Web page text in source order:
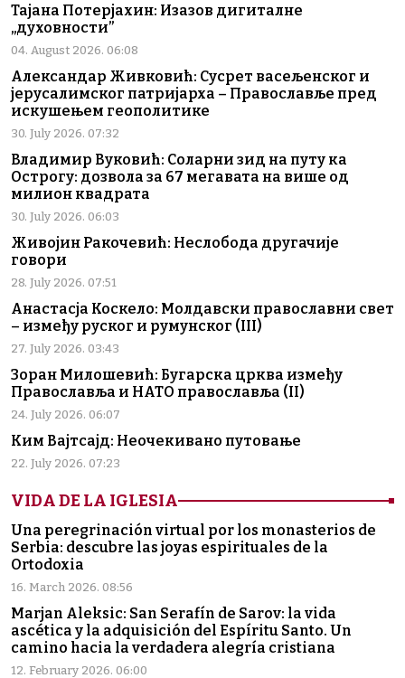
Тајана Потерјахин: Изазов дигиталне
„духовности”
04. August 2026. 06:08
Александар Живковић: Сусрет васељенског и
јерусалимског патријарха – Православље пред
искушењем геополитике
30. July 2026. 07:32
Владимир Вуковић: Соларни зид на путу ка
Острогу: дозвола за 67 мегавата на више од
милион квадрата
30. July 2026. 06:03
Живојин Ракочевић: Неслобода другачије
говори
28. July 2026. 07:51
Анастасја Коскело: Молдавски православни свет
– између руског и румунског (III)
27. July 2026. 03:43
Зоран Милошевић: Бугарска црква између
Православља и НАТО православља (II)
24. July 2026. 06:07
Ким Вајтсајд: Неочекивано путовање
22. July 2026. 07:23
VIDA DE LA IGLESIA
Una peregrinación virtual por los monasterios de
Serbia: descubre las joyas espirituales de la
Ortodoxia
16. March 2026. 08:56
Marjan Aleksic: San Serafín de Sarov: la vida
ascética y la adquisición del Espíritu Santo. Un
camino hacia la verdadera alegría cristiana
12. February 2026. 06:00